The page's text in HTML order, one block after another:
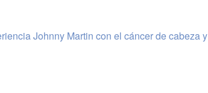
Johnny Martin con el cáncer de cabeza y